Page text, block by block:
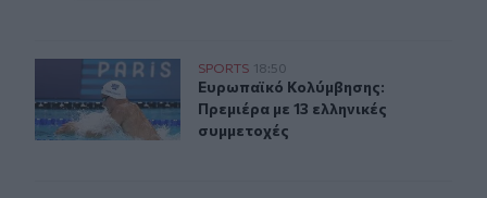
Ευρωπαϊκό Κολύμβησης: Πρεμιέρα με 13 ελληνικές
SPORTS 18:50
Ευρωπαϊκό Κολύμβησης: Πρεμιέρα
Ευρωπαϊκό Κολύμβησης:
Πρεμιέρα με 13 ελληνικές
συμμετοχές